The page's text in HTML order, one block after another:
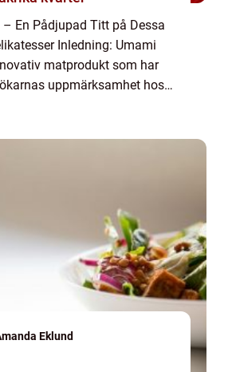
En Pådjupad Titt på Dessa
Inledning: Umami
matprodukt som har
uppmärksamhet hos
Eklund